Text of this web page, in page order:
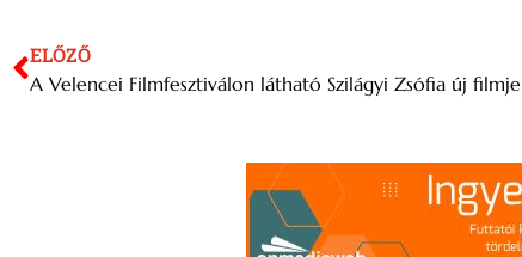
ELŐZŐ
A Velencei Filmfesztiválon látható Szilágyi Zsófia új filmje